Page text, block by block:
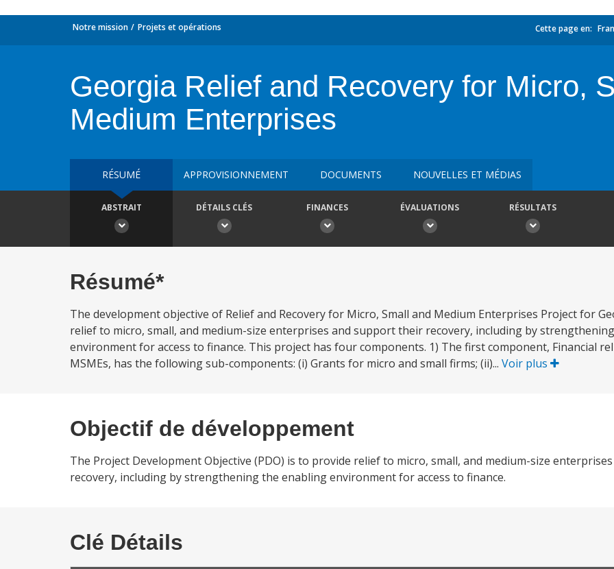
Notre mission Projets et opérations Cette page en:
Georgia Relief and Recovery for Micro,
Medium Enterprises
RÉSUMÉ APPROVISIONNEMENT DOCUMENTS NOUVELLES ET MÉDIAS
ABSTRAIT DÉTAILS CLÉS FINANCES ÉVALUATIONS RÉSULTATS
Résumé*
The development objective of Relief and Recovery for Micro, Small and Medium Enterprises Project for
relief to micro, small, and medium-size enterprises and support their recovery, including by
environment for access to finance. This project has four components. 1) The first component, Financial
MSMEs, has the following sub-components: (i) Grants for micro and small firms; (ii)... Voir plus
Objectif de développement
The Project Development Objective (PDO) is to provide relief to micro, small, and medium-size
recovery, including by strengthening the enabling environment for access to finance.
Clé Détails